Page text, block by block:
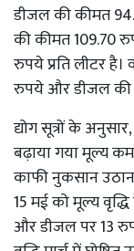
डीजल की कीमत
की कीमत 109.70
रुपये प्रति लीटर
रुपये और डीजल की
द्योग सूत्रों के
बढ़ाया गया मूल्य
काफी नुकसान
15 मई को मूल्य
और डीजल पर 13